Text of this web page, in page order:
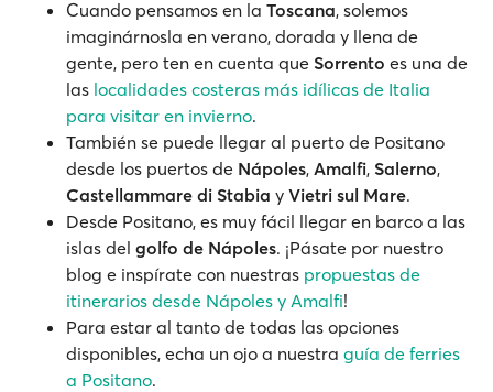
Cuando pensamos en la Toscana, solemos
imaginárnosla en verano, dorada y llena de
gente, pero ten en cuenta que Sorrento es una de
las localidades costeras más idílicas de Italia
para visitar en invierno.
También se puede llegar al puerto de Positano
desde los puertos de Nápoles, Amalfi, Salerno,
Castellammare di Stabia y Vietri sul Mare.
Desde Positano, es muy fácil llegar en barco a las
islas del golfo de Nápoles. ¡Pásate por nuestro
blog e inspírate con nuestras propuestas de
itinerarios desde Nápoles y Amalfi!
Para estar al tanto de todas las opciones
disponibles, echa un ojo a nuestra guía de ferries
a Positano.